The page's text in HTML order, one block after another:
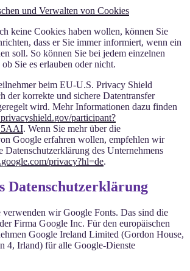
und Verwalten von Cookies
keine Cookies haben wollen, können Sie
dass er Sie immer informiert, wenn ein
soll. So können Sie bei jedem einzelnen
Sie es erlauben oder nicht.
beim EU-U.S. Privacy Shield
der korrekte und sichere Datentransfer
wird. Mehr Informationen dazu finden
participant?
. Wenn Sie mehr über die
Google erfahren wollen, empfehlen wir
Datenschutzerklärung des Unternehmens
privacy?hl=de.
Datenschutzerklärung
verwenden wir Google Fonts. Das sind die
Firma Google Inc. Für den europäischen
Google Ireland Limited (Gordon House,
4, Irland) für alle Google-Dienste